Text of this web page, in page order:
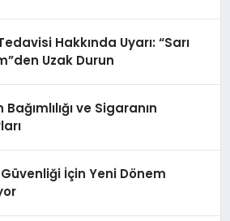
Hakkında Uyarı: “Sarı
Uzak Durun
ve Sigaranın
Güvenliği İçin Yeni Dönem